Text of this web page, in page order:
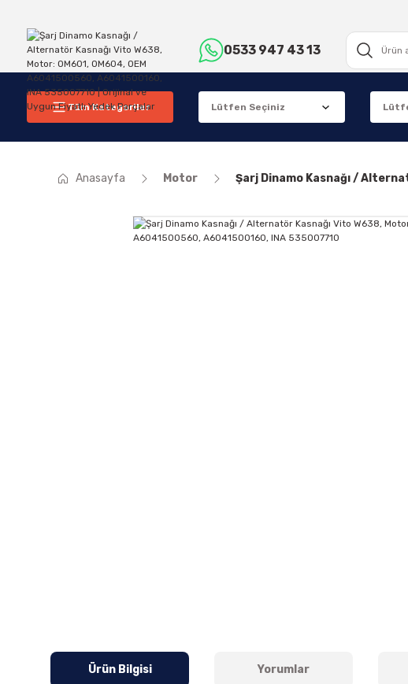
0533 947 43 13
Tüm Kategoriler
Anasayfa Motor Şarj Dinamo Kasnağı /
Ürün Bilgisi Yorumlar